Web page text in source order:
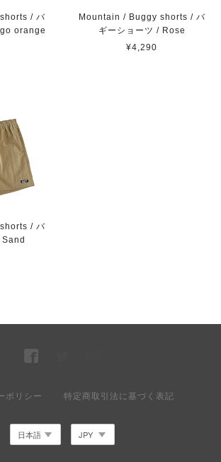
/ バ
orange
Mountain / Buggy shorts / バ
ギーショーツ / Rose
¥4,290
/ バ
Sand
ポリシー 特定商取引法に基づく表記